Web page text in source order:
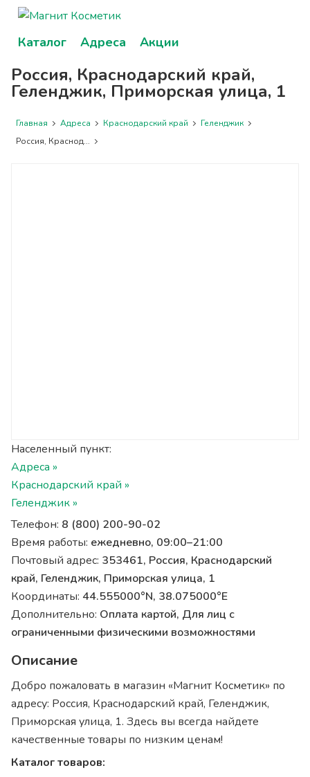
Каталог Адреса Акции
Россия, Краснодарский край,
Геленджик, Приморская улица, 1
Главная Адреса Краснодарский край
Геленджик
Россия, Краснод...
Населенный пункт:
Адреса »
Краснодарский край »
Геленджик »
Телефон: 8 (800) 200-90-02
Время работы: ежедневно, 09:00–21:00
Почтовый адрес: 353461, Россия, Краснодарский
край, Геленджик, Приморская улица, 1
Координаты: 44.555000°N, 38.075000°E
Дополнительно: Оплата картой, Для лиц с
ограниченными физическими возможностями
Описание
Добро пожаловать в магазин «Магнит Косметик» по
адресу: Россия, Краснодарский край, Геленджик,
Приморская улица, 1. Здесь вы всегда найдете
качественные товары по низким ценам!
Каталог товаров: